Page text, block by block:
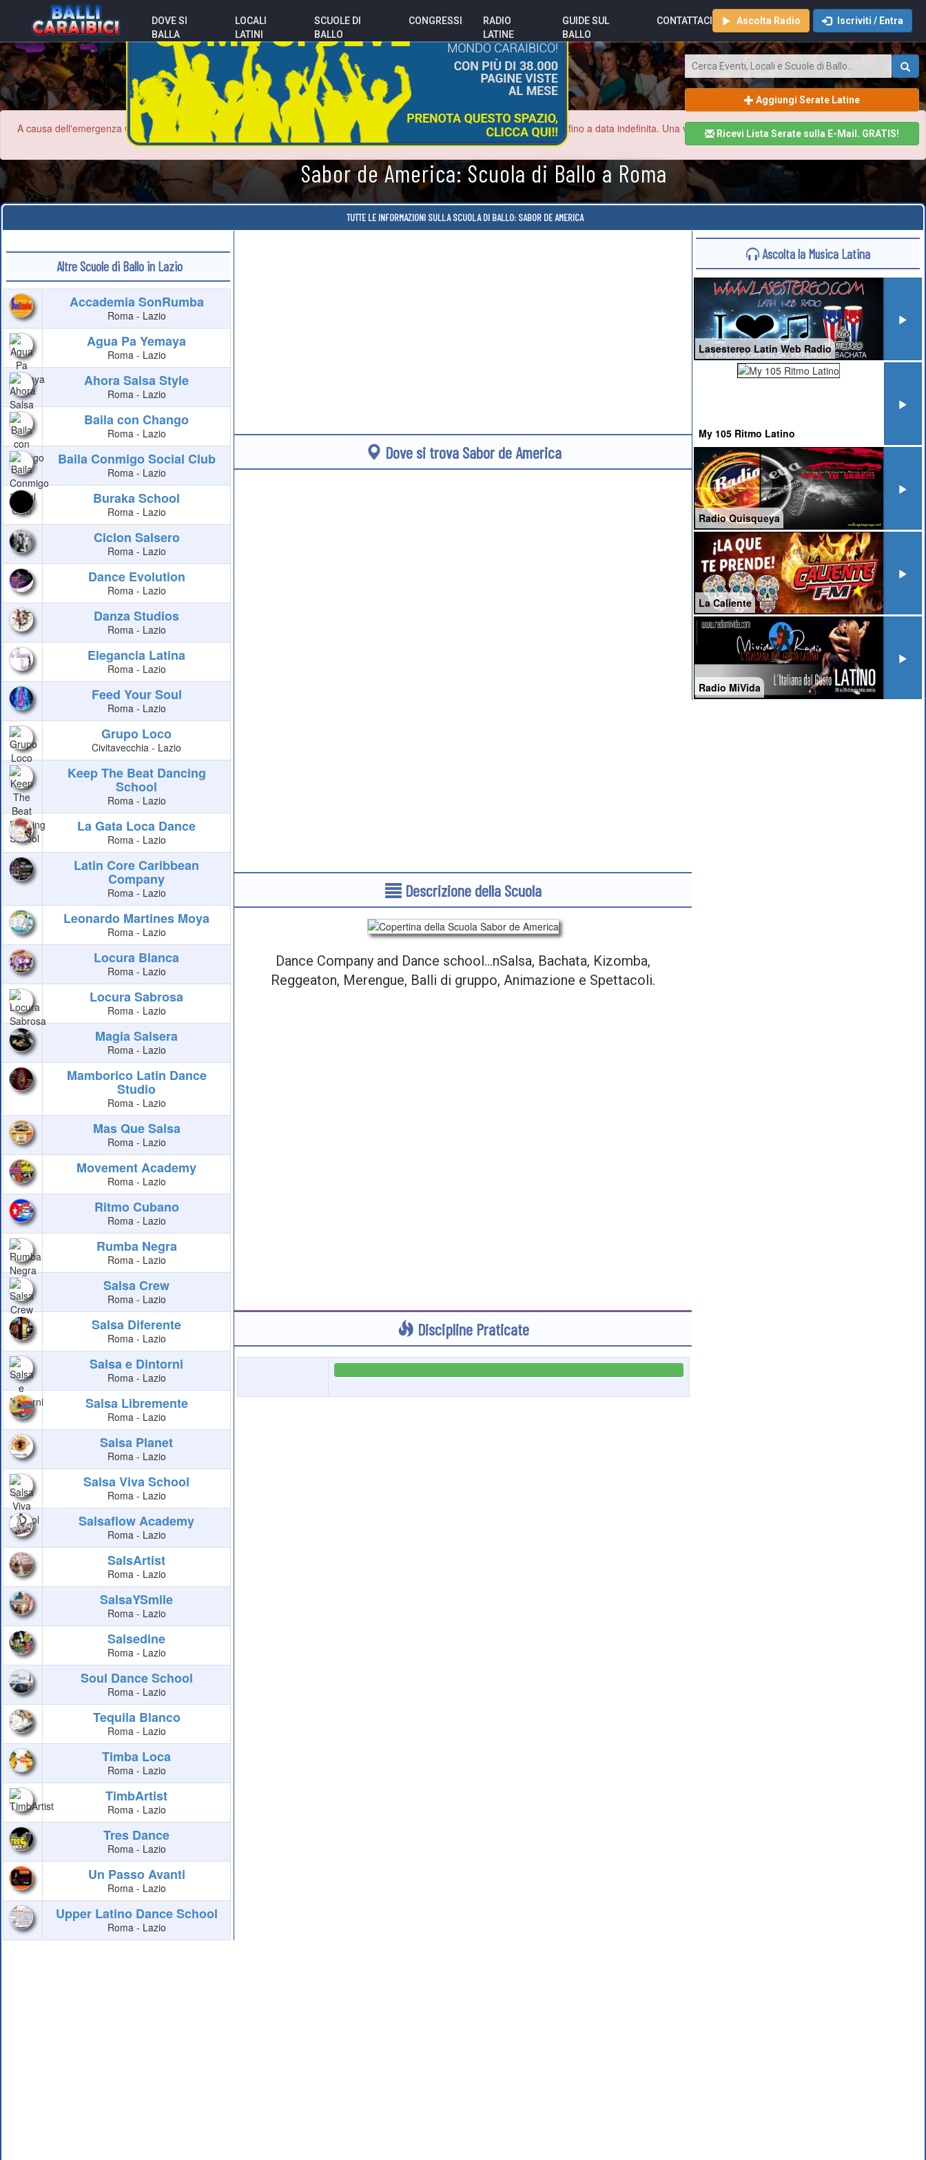
DOVE SI
BALLA
LOCALI
LATINI
SCUOLE DI
BALLO
CONGRESSI
RADIO
LATINE
GUIDE SUL
BALLO
CONTATTACI Ascolta Radio Iscriviti / Entra
A causa dell'emergenza Coronavirus le informazioni contenute nel sito potrebbero essere errate. Le sale da ballo sono chiuse fino a data indefinita. Una volta ristabilita la normalità aggiorneremo tutto il sito
con i nuovi locali.
Sabor de America: Scuola di Ballo a Roma
Aggiungi Serate Latine
Ricevi Lista Serate sulla E-Mail. GRATIS!
TUTTE LE INFORMAZIONI SULLA SCUOLA DI BALLO: SABOR DE AMERICA
Altre Scuole di Ballo in Lazio
Accademia SonRumba
Roma - Lazio
Agua Pa Yemaya
Roma - Lazio
Ahora Salsa Style
Roma - Lazio
Baila con Chango
Roma - Lazio
Baila Conmigo Social Club
Roma - Lazio
Buraka School
Roma - Lazio
Ciclon Salsero
Roma - Lazio
Dance Evolution
Roma - Lazio
Danza Studios
Roma - Lazio
Elegancia Latina
Roma - Lazio
Feed Your Soul
Roma - Lazio
Grupo Loco
Civitavecchia - Lazio
Keep The Beat Dancing
School
Roma - Lazio
La Gata Loca Dance
Roma - Lazio
Latin Core Caribbean
Company
Roma - Lazio
Leonardo Martines Moya
Roma - Lazio
Locura Blanca
Roma - Lazio
Locura Sabrosa
Roma - Lazio
Magia Salsera
Roma - Lazio
Mamborico Latin Dance
Studio
Roma - Lazio
Mas Que Salsa
Roma - Lazio
Movement Academy
Roma - Lazio
Ritmo Cubano
Roma - Lazio
Rumba Negra
Roma - Lazio
Salsa Crew
Roma - Lazio
Salsa Diferente
Roma - Lazio
Salsa e Dintorni
Roma - Lazio
Salsa Libremente
Roma - Lazio
Salsa Planet
Roma - Lazio
Salsa Viva School
Roma - Lazio
Salsaflow Academy
Roma - Lazio
SalsArtist
Roma - Lazio
SalsaYSmile
Roma - Lazio
Salsedine
Roma - Lazio
Soul Dance School
Roma - Lazio
Tequila Blanco
Roma - Lazio
Timba Loca
Roma - Lazio
TimbArtist
Roma - Lazio
Tres Dance
Roma - Lazio
Un Passo Avanti
Roma - Lazio
Upper Latino Dance School
Roma - Lazio
Dove si trova Sabor de America
Descrizione della Scuola
Dance Company and Dance school...nSalsa, Bachata, Kizomba,
Reggeaton, Merengue, Balli di gruppo, Animazione e Spettacoli.
Discipline Praticate
Ascolta la Musica Latina
Lasestereo Latin Web Radio
My 105 Ritmo Latino
Radio Quisqueya
La Caliente
Radio MiVida